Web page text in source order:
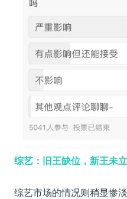
综艺：旧王缺位，新王未立
综艺市场的情况则稍显惨